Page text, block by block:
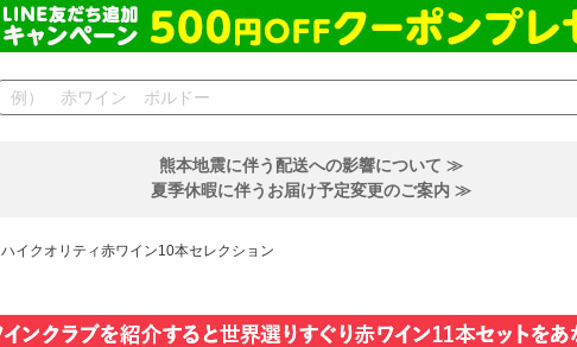
熊本地震に伴う配送への影響について ≫
夏季休暇に伴うお届け予定変更のご案内 ≫
ハイクオリティ赤ワイン10本セレクション